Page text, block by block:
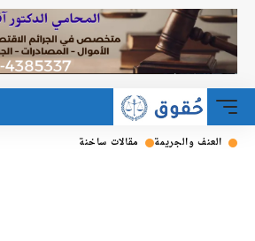
والجريمة مقالات ساخنة